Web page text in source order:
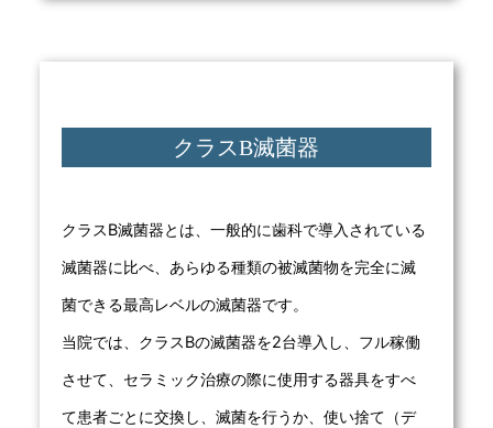
クラスB滅菌器
クラスB滅菌器とは、一般的に歯科で導入されている
滅菌器に比べ、あらゆる種類の被滅菌物を完全に滅
菌できる最高レベルの滅菌器です。
当院では、クラスBの滅菌器を2台導入し、フル稼働
させて、セラミック治療の際に使用する器具をすべ
て患者ごとに交換し、滅菌を行うか、使い捨て（デ